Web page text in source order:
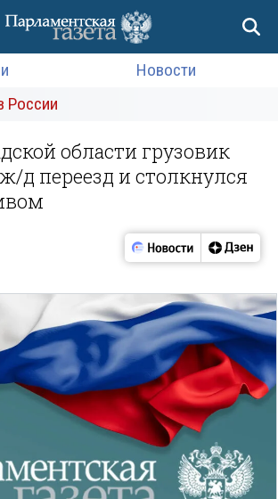
Новости
России
области грузовик
д переезд и столкнулся